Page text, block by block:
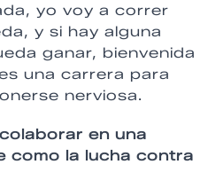
yo voy a correr
y si hay alguna
ganar, bienvenida
una carrera para
nerviosa.
en una
como la lucha contra